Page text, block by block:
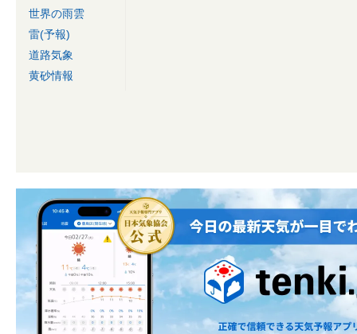
世界の雨雲
雷(予報)
道路気象
黄砂情報